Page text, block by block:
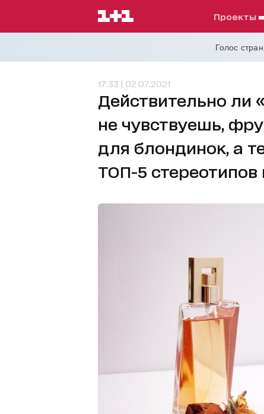
проекты
Голос
17:33 | 02.07.2021
Действительно ли
не чувствуешь,
для блондинок, а
ТОП-5